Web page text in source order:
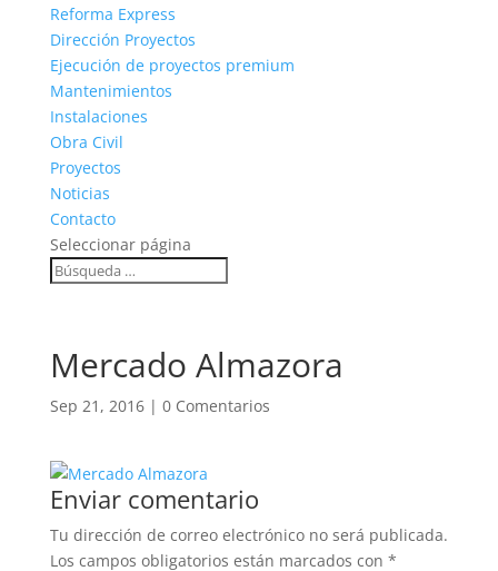
Reforma Express
Dirección Proyectos
Ejecución de proyectos premium
Mantenimientos
Instalaciones
Obra Civil
Proyectos
Noticias
Contacto
Seleccionar página
Mercado Almazora
Sep 21, 2016| 0 Comentarios
Enviar comentario
Tu dirección de correo electrónico no será publicada.
Los campos obligatorios están marcados con *